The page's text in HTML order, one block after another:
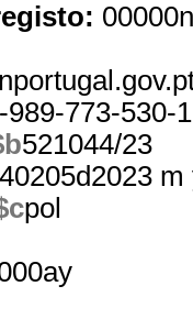
989-773-530-1
521044/23
pol